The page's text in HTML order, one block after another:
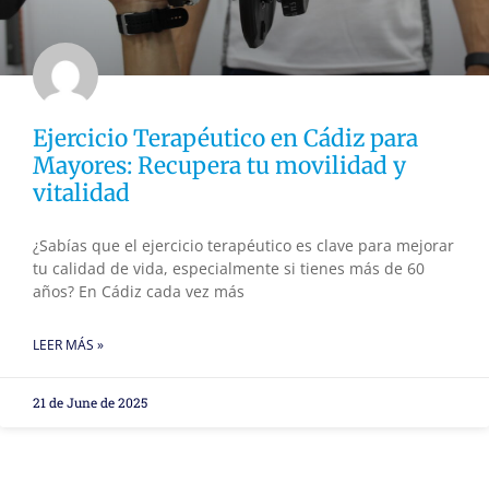
Ejercicio Terapéutico en Cádiz para
Mayores: Recupera tu movilidad y
vitalidad
¿Sabías que el ejercicio terapéutico es clave para mejorar
tu calidad de vida, especialmente si tienes más de 60
años? En Cádiz cada vez más
LEER MÁS »
21 de June de 2025